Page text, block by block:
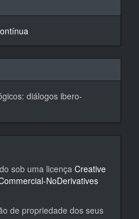
diálogos ibero-
sob uma licença Creative
NoDerivatives
de propriedade dos seus